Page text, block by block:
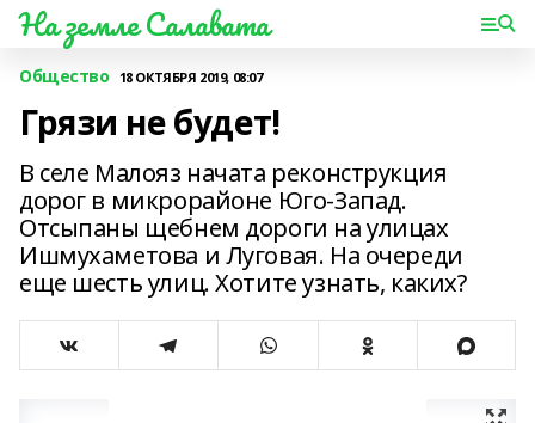
На земле Салавата
Общество 18 ОКТЯБРЯ 2019, 08:07
Грязи не будет!
В селе Малояз начата реконструкция
дорог в микрорайоне Юго-Запад.
Отсыпаны щебнем дороги на улицах
Ишмухаметова и Луговая. На очереди
еще шесть улиц. Хотите узнать, каких?